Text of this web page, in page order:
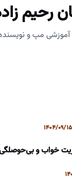
رحیم
مپ و نویسنده
1404/09/15
خواب و